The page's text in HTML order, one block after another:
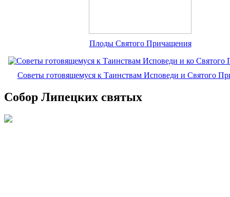
Плоды Святого Причащения
Советы готовящемуся к Таинствам Исповеди и Святого
Собор Липецких святых